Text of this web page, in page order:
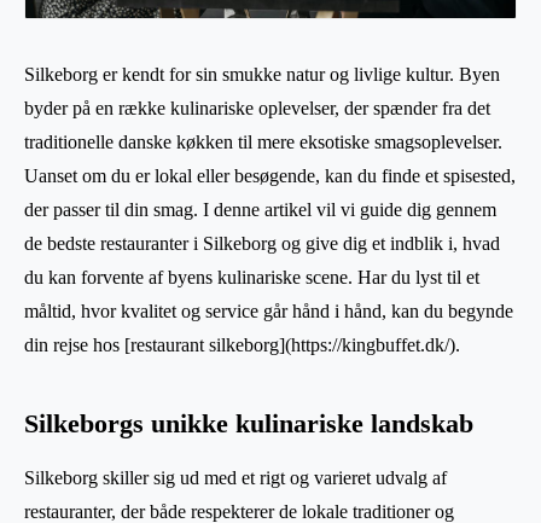
Silkeborg er kendt for sin smukke natur og livlige kultur. Byen
byder på en række kulinariske oplevelser, der spænder fra det
traditionelle danske køkken til mere eksotiske smagsoplevelser.
Uanset om du er lokal eller besøgende, kan du finde et spisested,
der passer til din smag. I denne artikel vil vi guide dig gennem
de bedste restauranter i Silkeborg og give dig et indblik i, hvad
du kan forvente af byens kulinariske scene. Har du lyst til et
måltid, hvor kvalitet og service går hånd i hånd, kan du begynde
din rejse hos [restaurant silkeborg](https://kingbuffet.dk/).
Silkeborgs unikke kulinariske landskab
Silkeborg skiller sig ud med et rigt og varieret udvalg af
restauranter, der både respekterer de lokale traditioner og